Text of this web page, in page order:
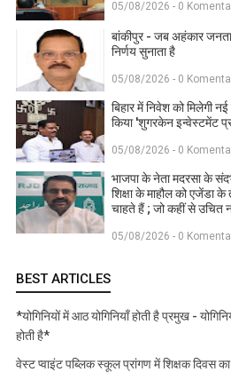
05/08/2026 - 0
बांकीपुर - जब अहंकार
निर्णय सुनाता है
05/08/2026 - 0
बिहार में निवेश को मिलेगी
किया 'शुगरकेन इन्वेस्टमेंट
05/08/2026 - 0
भाजपा के नेता मदरसा के
शिक्षा के माहौल को एजेंडा
चाहते हैं ; जो कहीं से उचित
05/08/2026 - 0
BEST ARTICLES
*योगिनियों में आठ योगिनियाँ होती है प्रमुख -
होती है*
वेस्ट प्वाइंट पब्लिक स्कूल प्रांगण में शिक्षक दिवस का